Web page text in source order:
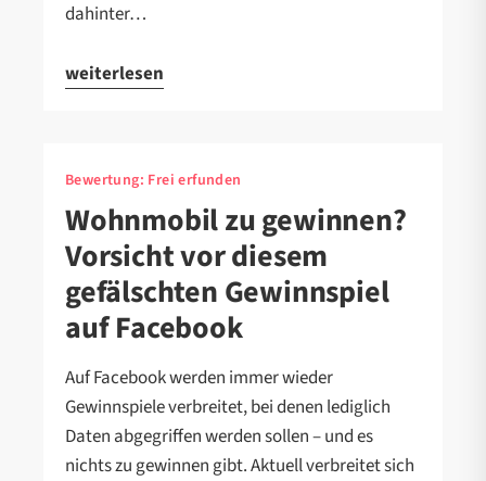
dahinter…
weiterlesen
Bewertung: Frei erfunden
Wohnmobil zu gewinnen?
Vorsicht vor diesem
gefälschten Gewinnspiel
auf Facebook
Auf Facebook werden immer wieder
Gewinnspiele verbreitet, bei denen lediglich
Daten abgegriffen werden sollen – und es
nichts zu gewinnen gibt. Aktuell verbreitet sich